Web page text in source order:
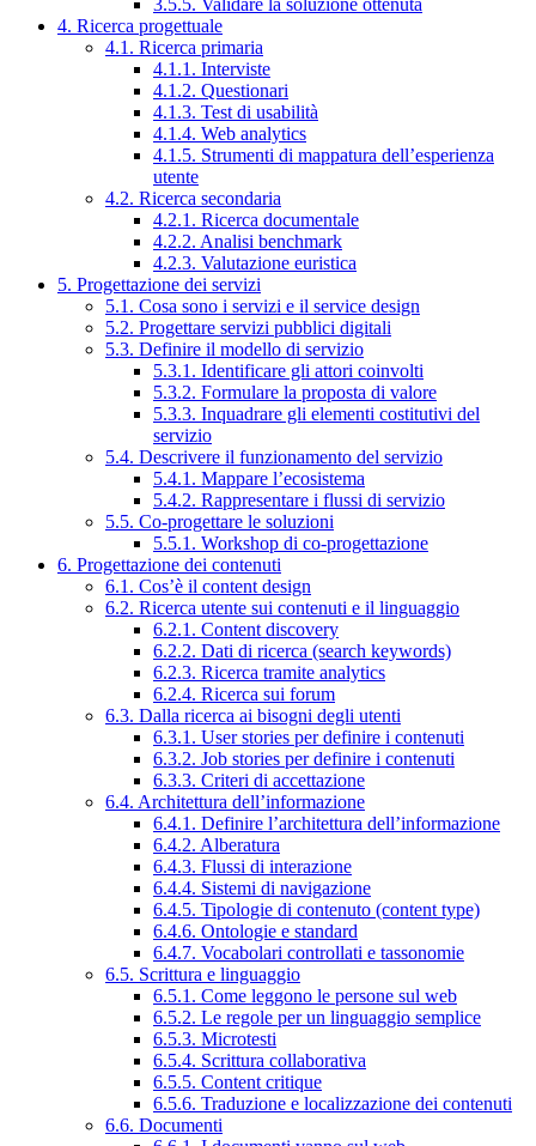
3.5.5. Validare la soluzione ottenuta
4. Ricerca progettuale
4.1. Ricerca primaria
4.1.1. Interviste
4.1.2. Questionari
4.1.3. Test di usabilità
4.1.4. Web analytics
4.1.5. Strumenti di mappatura dell’esperienza
utente
4.2. Ricerca secondaria
4.2.1. Ricerca documentale
4.2.2. Analisi benchmark
4.2.3. Valutazione euristica
5. Progettazione dei servizi
5.1. Cosa sono i servizi e il service design
5.2. Progettare servizi pubblici digitali
5.3. Definire il modello di servizio
5.3.1. Identificare gli attori coinvolti
5.3.2. Formulare la proposta di valore
5.3.3. Inquadrare gli elementi costitutivi del
servizio
5.4. Descrivere il funzionamento del servizio
5.4.1. Mappare l’ecosistema
5.4.2. Rappresentare i flussi di servizio
5.5. Co-progettare le soluzioni
5.5.1. Workshop di co-progettazione
6. Progettazione dei contenuti
6.1. Cos’è il content design
6.2. Ricerca utente sui contenuti e il linguaggio
6.2.1. Content discovery
6.2.2. Dati di ricerca (search keywords)
6.2.3. Ricerca tramite analytics
6.2.4. Ricerca sui forum
6.3. Dalla ricerca ai bisogni degli utenti
6.3.1. User stories per definire i contenuti
6.3.2. Job stories per definire i contenuti
6.3.3. Criteri di accettazione
6.4. Architettura dell’informazione
6.4.1. Definire l’architettura dell’informazione
6.4.2. Alberatura
6.4.3. Flussi di interazione
6.4.4. Sistemi di navigazione
6.4.5. Tipologie di contenuto (content type)
6.4.6. Ontologie e standard
6.4.7. Vocabolari controllati e tassonomie
6.5. Scrittura e linguaggio
6.5.1. Come leggono le persone sul web
6.5.2. Le regole per un linguaggio semplice
6.5.3. Microtesti
6.5.4. Scrittura collaborativa
6.5.5. Content critique
6.5.6. Traduzione e localizzazione dei contenuti
6.6. Documenti